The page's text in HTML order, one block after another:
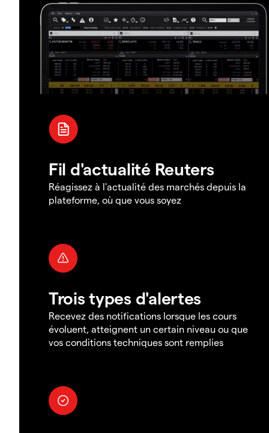
Fil d'actualité Reuters
Réagissez à l'actualité des marchés depuis la
plateforme, où que vous soyez
Trois types d'alertes
Recevez des notifications lorsque les cours
évoluent, atteignent un certain niveau ou que
vos conditions techniques sont remplies